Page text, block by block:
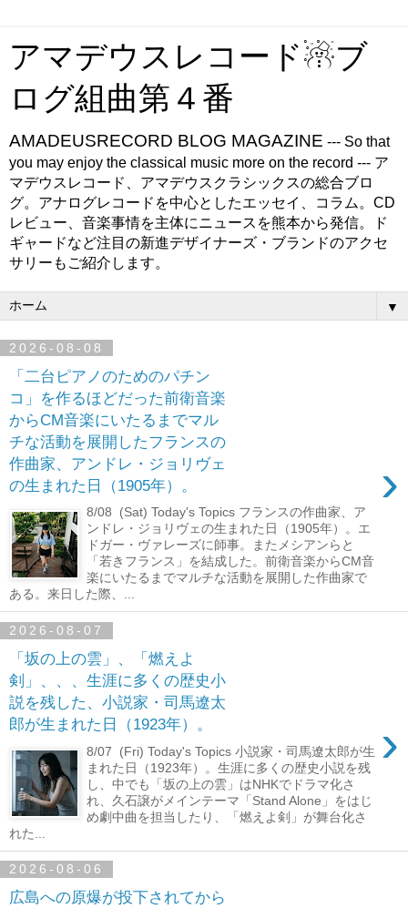
アマデウスレコード☃ブ
ログ組曲第４番
AMADEUSRECORD BLOG MAGAZINE --- So that
you may enjoy the classical music more on the record --- ア
マデウスレコード、アマデウスクラシックスの総合ブロ
グ。アナログレコードを中心としたエッセイ、コラム。CD
レビュー、音楽事情を主体にニュースを熊本から発信。ド
ギャードなど注目の新進デザイナーズ・ブランドのアクセ
サリーもご紹介します。
▼
2026-08-08
「二台ピアノのためのパチン
コ」を作るほどだった前衛音楽
からCM音楽にいたるまでマル
チな活動を展開したフランスの
作曲家、アンドレ・ジョリヴェ
の生まれた日（1905年）。
›
8/08 (Sat) Today's Topics フランスの作曲家、ア
ンドレ・ジョリヴェの生まれた日（1905年）。エ
ドガー・ヴァレーズに師事。またメシアンらと
「若きフランス」を結成した。前衛音楽からCM音
楽にいたるまでマルチな活動を展開した作曲家で
ある。来日した際、...
2026-08-07
「坂の上の雲」、「燃えよ
剣」、、、生涯に多くの歴史小
説を残した、小説家・司馬遼太
郎が生まれた日（1923年）。
›
8/07 (Fri) Today's Topics 小説家・司馬遼太郎が生
まれた日（1923年）。生涯に多くの歴史小説を残
し、中でも「坂の上の雲」はNHKでドラマ化さ
れ、久石譲がメインテーマ「Stand Alone」をはじ
め劇中曲を担当したり、「燃えよ剣」が舞台化さ
れた...
2026-08-06
広島への原爆が投下されてから